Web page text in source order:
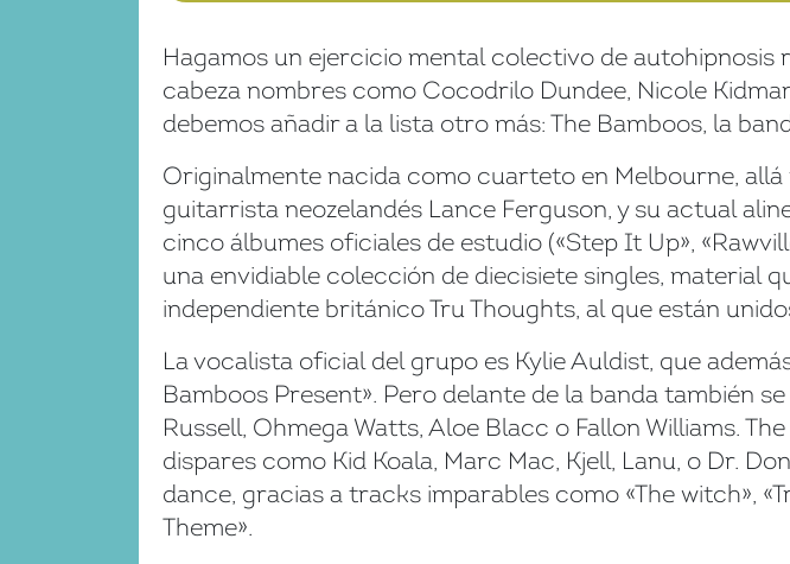
Hagamos un ejercicio mental colectivo de autohipnosis
cabeza nombres como Cocodrilo Dundee, Nicole
debemos añadir a la lista otro más: The Bamboos, la
Originalmente nacida como cuarteto en Melbourne,
guitarrista neozelandés Lance Ferguson, y su actual
cinco álbumes oficiales de estudio («Step It Up»,
una envidiable colección de diecisiete singles, material
independiente británico Tru Thoughts, al que están
La vocalista oficial del grupo es Kylie Auldist, que
Bamboos Present». Pero delante de la banda también
Russell, Ohmega Watts, Aloe Blacc o Fallon Williams.
dispares como Kid Koala, Marc Mac, Kjell, Lanu, o Dr.
dance, gracias a tracks imparables como «The witch»,
Theme».